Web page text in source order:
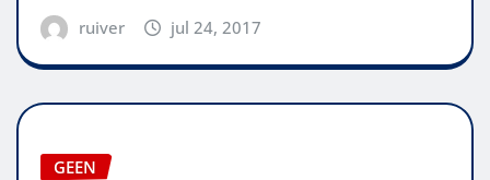
ruiver jul 24, 2017
GEEN